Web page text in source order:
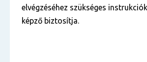
elvégzéséhez szükséges
képző biztosítja.